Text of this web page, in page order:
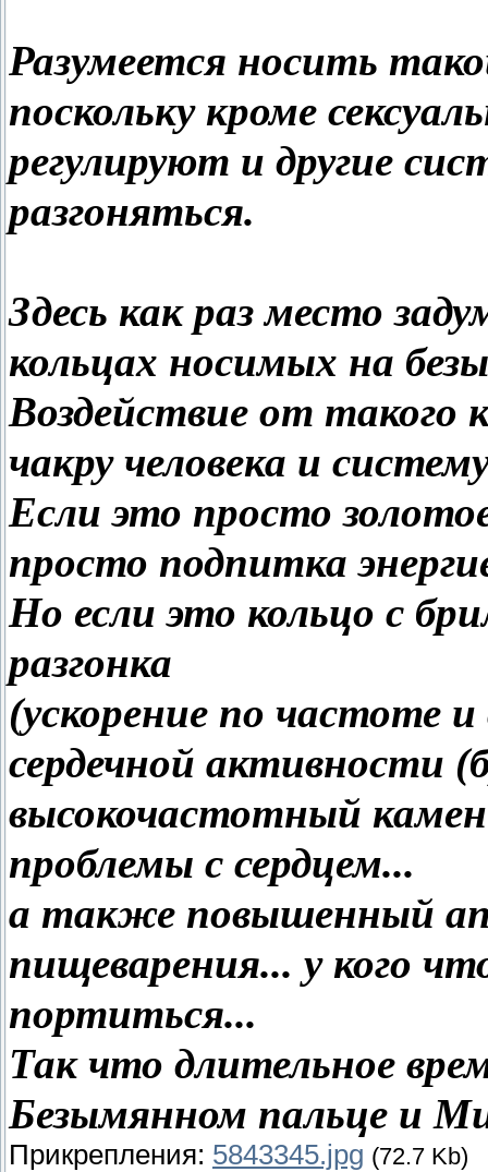
Разумеется носить
поскольку кроме
регулируют и другие
разгоняться.
Здесь как раз место
кольцах носимых на
Воздействие от такого
чакру человека и
Если это просто
просто подпитка
Но если это кольцо с
разгонка
(ускорение по частоте
сердечной активности
высокочастотный
проблемы с сердцем...
а также повышенный
пищеварения... у кого
портиться...
Так что длительное
Безымянном пальце и
Прикрепления: 5843345.jpg (72.7 Kb)